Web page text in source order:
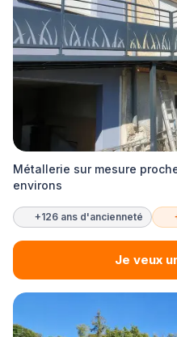
Métallerie sur mesure
environs
+126 ans d'ancienneté
Je veux